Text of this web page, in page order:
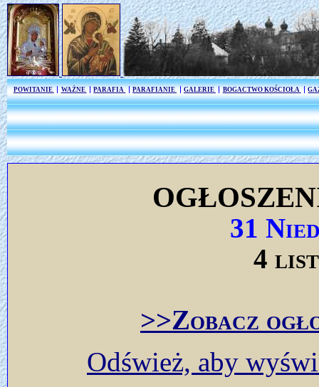
POWITANIE WAŻNE PARAFIA PARAFIANIE GALERIE BOGACTWO KOŚCIOŁA
31
4
>>Zobacz
Odśwież, aby